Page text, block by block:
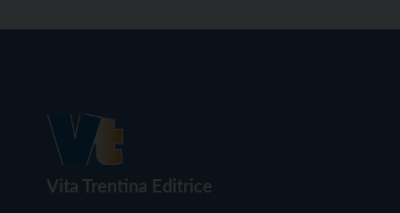
Vita Trentina Editrice